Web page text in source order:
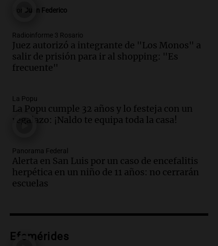
Episodios
de León XIV a Argentina y reflexiona
sobre su impacto espiritual
Panorama Federal
Episodios
revive con la visita de León XIV y una
historia nacida en Córdoba
Viva la Radio
Audio. El ministro de Economía de Santa
Fe relativiza el impacto del fallo sobre
jubilaciones en la provincia
Panorama Federal
Argentina causa gran alegría en Santa
Panorama Federal
Juan Federico
Radioinforme 3 Rosario
Juez autorizó a integrante de "Los Monos" a
salir de prisión para ir al shopping: "Es
frecuente"
La Popu
La Popu cumple 32 años y lo festeja con un
regalazo: ¡Naldo te equipa toda la casa!
Panorama Federal
Alerta en San Luis por un caso de encefalitis
herpética en un niño de 11 años: no cerrarán
escuelas
Efemérides